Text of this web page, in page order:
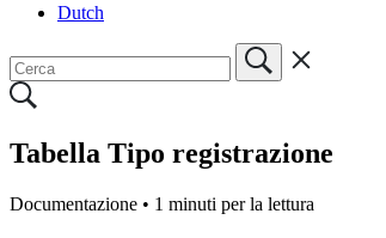
Dutch
Tabella Tipo registrazione
Documentazione • 1 minuti per la lettura